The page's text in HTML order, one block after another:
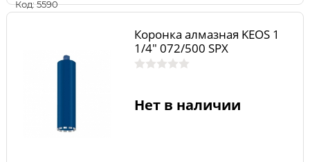
Код: 5590
Коронка алмазная KEOS 1
1/4" 072/500 SPX
Нет в наличии